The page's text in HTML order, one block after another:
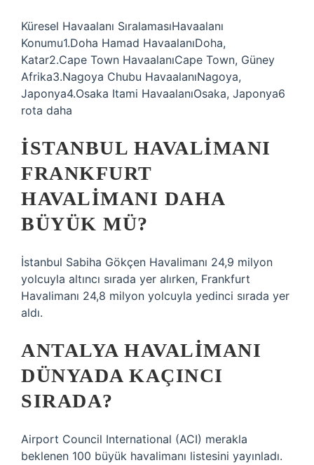
Küresel Havaalanı SıralamasıHavaalanı
Konumu1.Doha Hamad HavaalanıDoha,
Katar2.Cape Town HavaalanıCape Town, Güney
Afrika3.Nagoya Chubu HavaalanıNagoya,
Japonya4.Osaka Itami HavaalanıOsaka, Japonya6
rota daha
İSTANBUL HAVALIMANI
FRANKFURT
HAVALIMANI DAHA
BÜYÜK MÜ?
İstanbul Sabiha Gökçen Havalimanı 24,9 milyon
yolcuyla altıncı sırada yer alırken, Frankfurt
Havalimanı 24,8 milyon yolcuyla yedinci sırada yer
aldı.
ANTALYA HAVALIMANI
DÜNYADA KAÇINCI
SIRADA?
Airport Council International (ACI) merakla
beklenen 100 büyük havalimanı listesini yayınladı.